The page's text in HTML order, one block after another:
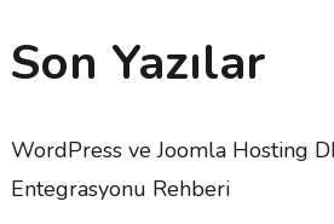
Son Yazılar
WordPress ve Joomla Hosting
Entegrasyonu Rehberi